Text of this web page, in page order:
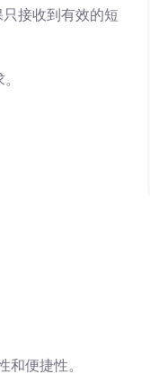
接收到有效的短
和便捷性。